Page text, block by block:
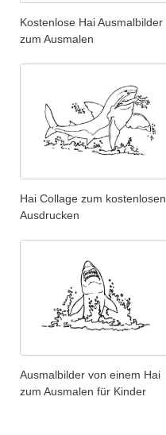
Kostenlose Hai Ausmalbilder
zum Ausmalen
Hai Collage zum kostenlosen
Ausdrucken
Ausmalbilder von einem Hai
zum Ausmalen für Kinder